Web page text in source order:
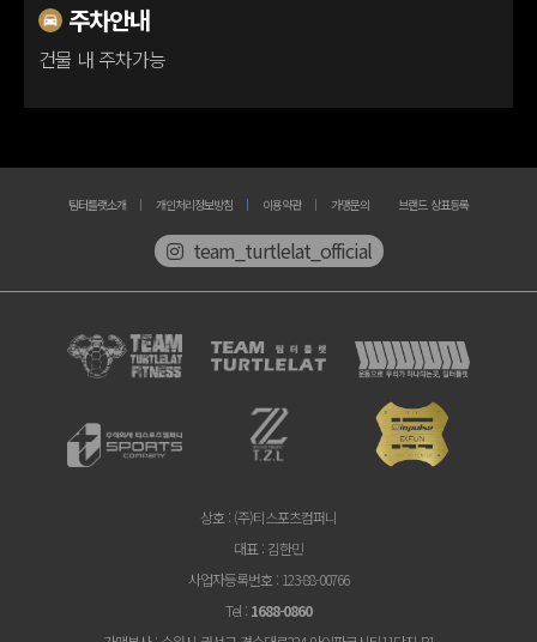
주차안내
건물 내 주차가능
팀터틀랫소개 개인처리정보방침 이용약관 가맹문의 브랜드 상표등록
team_turtlelat_official
상호 : (주)티스포츠컴퍼니
대표 : 김한민
사업자등록번호 : 123-88-00766
Tel : 1688-0860